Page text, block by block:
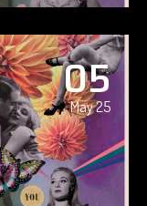
05
May 25